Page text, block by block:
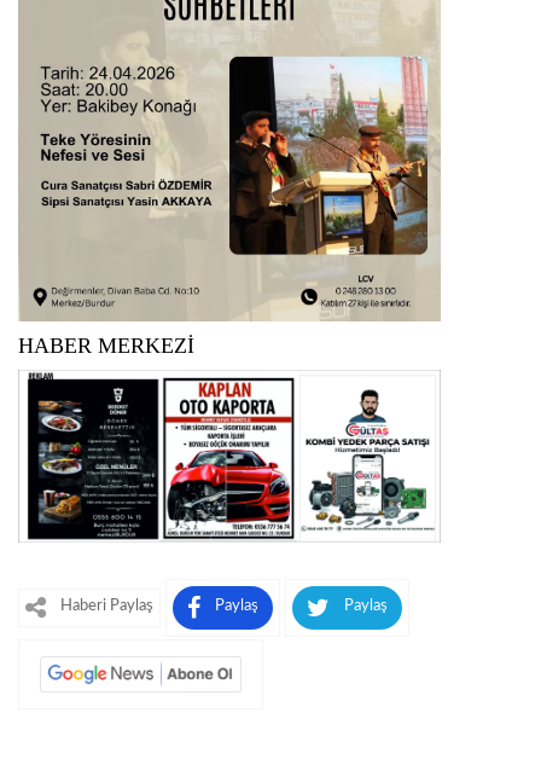
HABER MERKEZİ
Haberi Paylaş Paylaş Paylaş